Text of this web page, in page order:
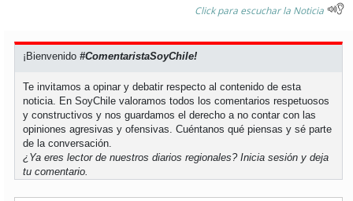
Click para escuchar la Noticia
¡Bienvenido#ComentaristaSoyChile!
Te invitamos a opinar y debatir respecto al contenido de esta
noticia. En SoyChile valoramos todos los comentarios respetuosos
y constructivos y nos guardamos el derecho a no contar con las
opiniones agresivas y ofensivas. Cuéntanos qué piensas y sé parte
de la conversación.
¿Ya eres lector de nuestros diarios regionales?Inicia sesión y deja
tu comentario.